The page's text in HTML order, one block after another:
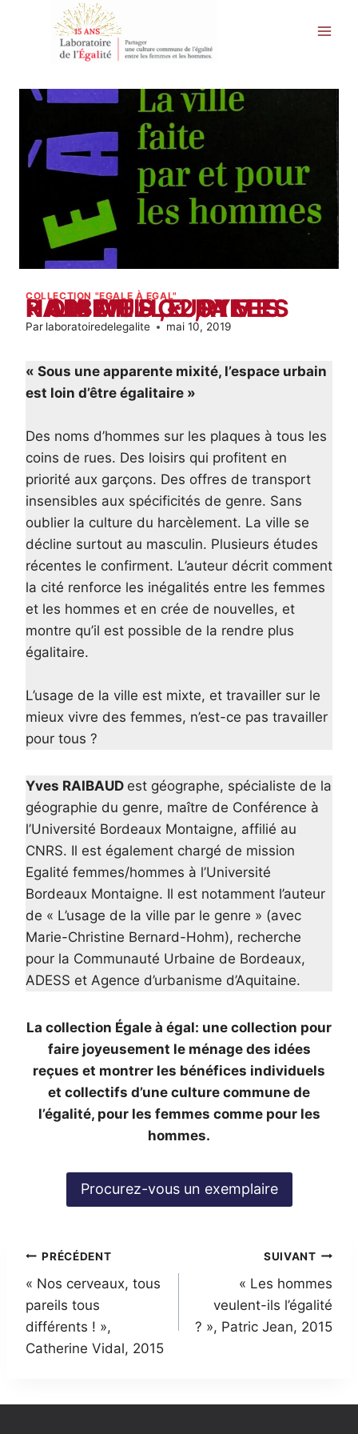
COLLECTION "EGALE À EGAL"
« LA VILLE FAITE PAR ET POUR LES HOMMES « , YVES RAIBAUD, 2015
Par laboratoiredelegalite mai 10, 2019
« Sous une apparente mixité, l’espace urbain
est loin d’être égalitaire »
Des noms d’hommes sur les plaques à tous les
coins de rues. Des loisirs qui profitent en
priorité aux garçons. Des offres de transport
insensibles aux spécificités de genre. Sans
oublier la culture du harcèlement. La ville se
décline surtout au masculin. Plusieurs études
récentes le confirment. L’auteur décrit comment
la cité renforce les inégalités entre les femmes
et les hommes et en crée de nouvelles, et
montre qu’il est possible de la rendre plus
égalitaire.
L’usage de la ville est mixte, et travailler sur le
mieux vivre des femmes, n’est-ce pas travailler
pour tous ?
Yves RAIBAUD est géographe, spécialiste de la
géographie du genre, maître de Conférence à
l’Université Bordeaux Montaigne, affilié au
CNRS. Il est également chargé de mission
Egalité femmes/hommes à l’Université
Bordeaux Montaigne. Il est notamment l’auteur
de « L’usage de la ville par le genre » (avec
Marie-Christine Bernard-Hohm), recherche
pour la Communauté Urbaine de Bordeaux,
ADESS et Agence d’urbanisme d’Aquitaine.
La collection Égale à égal: une collection pour
faire joyeusement le ménage des idées
reçues et montrer les bénéfices individuels
et collectifs d’une culture commune de
l’égalité, pour les femmes comme pour les
hommes.
Procurez-vous un exemplaire
Navigation
de
l’article
PRÉCÉDENT
« Nos cerveaux, tous
pareils tous
différents ! »,
Catherine Vidal, 2015
SUIVANT
« Les hommes
veulent-ils l’égalité
? », Patric Jean, 2015